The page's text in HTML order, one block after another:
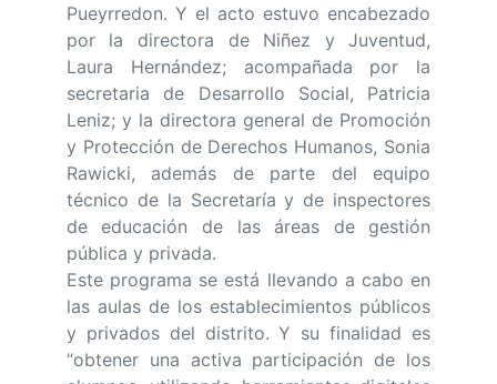
Pueyrredon. Y el acto estuvo encabezado
por la directora de Niñez y Juventud,
Laura Hernández; acompañada por la
secretaria de Desarrollo Social, Patricia
Leniz; y la directora general de Promoción
y Protección de Derechos Humanos, Sonia
Rawicki, además de parte del equipo
técnico de la Secretaría y de inspectores
de educación de las áreas de gestión
pública y privada.
Este programa se está llevando a cabo en
las aulas de los establecimientos públicos
y privados del distrito. Y su finalidad es
“obtener una activa participación de los